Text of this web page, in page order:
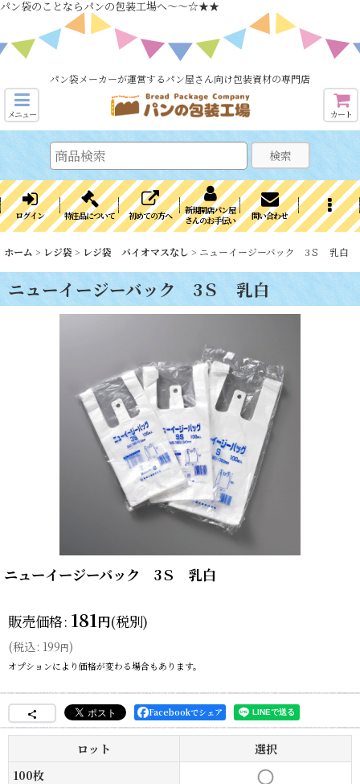
パン袋のことならパンの包装工場へ～～☆★★
パン袋メーカーが運営するパン屋さん向け包装資材の専門店
メニュー カート
検索
ログイン 特注品について 初めての方へ
新規開店パン屋
さんのお手伝い
問い合わせ
ホーム > レジ袋 > レジ袋 バイオマスなし > ニューイージーバック 3Ｓ 乳白
ニューイージーバック 3Ｓ 乳白
ニューイージーバック 3Ｓ 乳白
販売価格: 181円(税別)
(税込: 199円)
オプションにより価格が変わる場合もあります。
Facebookでシェア
ロット
選択
100枚